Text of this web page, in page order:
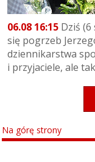
06.08 16:15 Dziś
się pogrzeb
dziennikarstwa
i przyjaciele, ale
Na górę strony